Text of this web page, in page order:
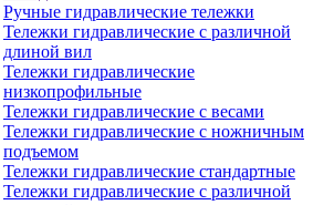
Ручные гидравлические тележки
Тележки гидравлические с различной
длиной вил
Тележки гидравлические
низкопрофильные
Тележки гидравлические с весами
Тележки гидравлические с ножничным
подъемом
Тележки гидравлические стандартные
Тележки гидравлические с различной